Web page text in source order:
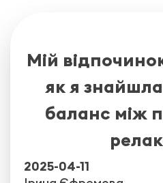
Мій
як я
баланс між
2025-04-11